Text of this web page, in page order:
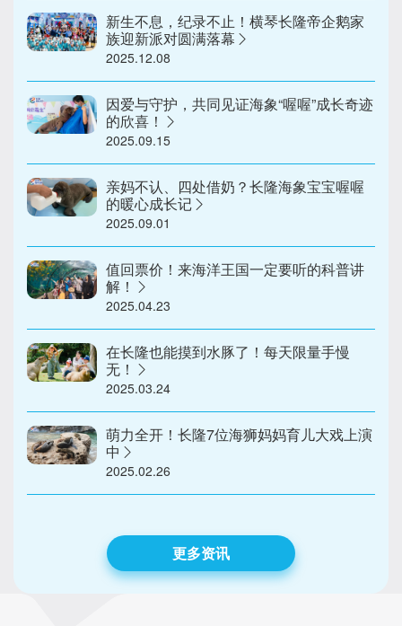
新生不息，纪录不止！横琴长隆帝企鹅家
族迎新派对圆满落幕
2025.12.08
因爱与守护，共同见证海象“喔喔”成长奇迹
的欣喜！
2025.09.15
亲妈不认、四处借奶？长隆海象宝宝喔喔
的暖心成长记
2025.09.01
值回票价！来海洋王国一定要听的科普讲
解！
2025.04.23
在长隆也能摸到水豚了！每天限量手慢
无！
2025.03.24
萌力全开！长隆7位海狮妈妈育儿大戏上演
中
2025.02.26
更多资讯